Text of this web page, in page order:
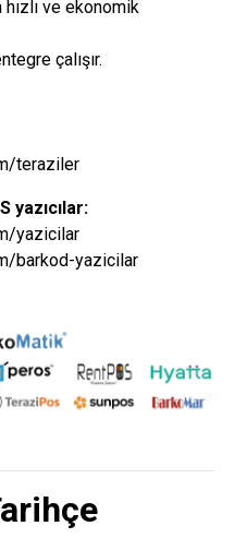
hızlı ve ekonomik
çalışır.
teraziler
yazıcılar:
yazicilar
barkod-yazicilar